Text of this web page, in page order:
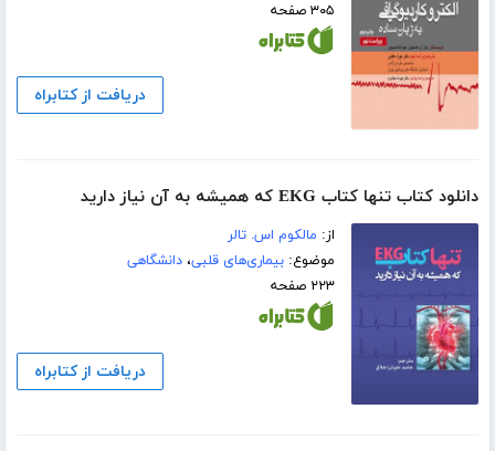
۳۰۵ صفحه
دریافت از کتابراه
دانلود کتاب تنها کتاب EKG که همیشه به آن نیاز دارید
از: مالکوم اس. تالر
موضوع:بیماری‌های قلبی،دانشگاهی
۲۲۳ صفحه
دریافت از کتابراه